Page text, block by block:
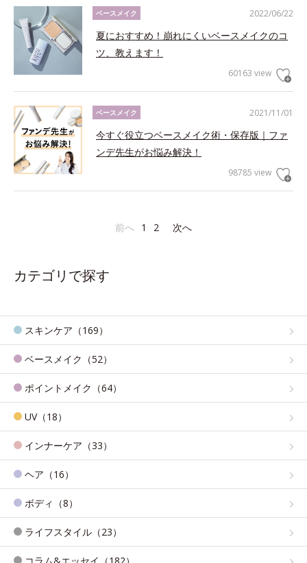
2022/06/22
ベースメイク
夏におすすめ！崩れにくいベースメイクのコ
ツ、教えます！
60163 view
2021/11/01
ベースメイク
今すぐ役立つベースメイク術・保存版｜ファ
ンデ先生がお悩み解決！
98785 view
前へ 1 2 次へ
カテゴリで探す
スキンケア（169）
ベースメイク（52）
ポイントメイク（64）
UV（18）
インナーケア（33）
ヘア（16）
ボディ（8）
ライフスタイル（23）